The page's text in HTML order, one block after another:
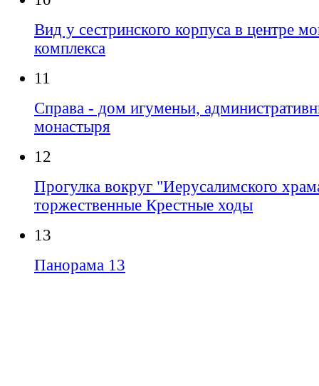
Вид у сестринского корпуса в центре
комплекса
11
Справа - дом игуменьи,
монастыря
12
Прогулка вокруг "Иерусалимского
торжественные Крестные ходы
13
Панорама 13